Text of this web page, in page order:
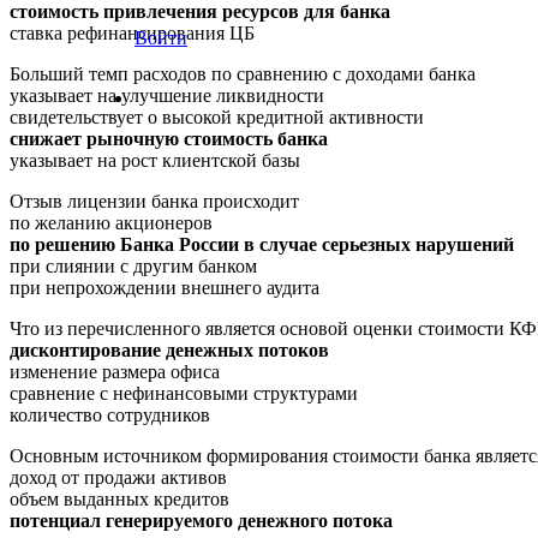
Войти
стоимость привлечения ресурсов для банка
ставка рефинансирования ЦБ
Больший темп расходов по сравнению с доходами банка
указывает на улучшение ликвидности
свидетельствует о высокой кредитной активности
снижает рыночную стоимость банка
указывает на рост клиентской базы
Отзыв лицензии банка происходит
по желанию акционеров
по решению Банка России в случае серьезных нарушений
при слиянии с другим банком
при непрохождении внешнего аудита
Что из перечисленного является основой оценки стоимости
дисконтирование денежных потоков
изменение размера офиса
сравнение с нефинансовыми структурами
количество сотрудников
Основным источником формирования стоимости банка
доход от продажи активов
объем выданных кредитов
потенциал генерируемого денежного потока